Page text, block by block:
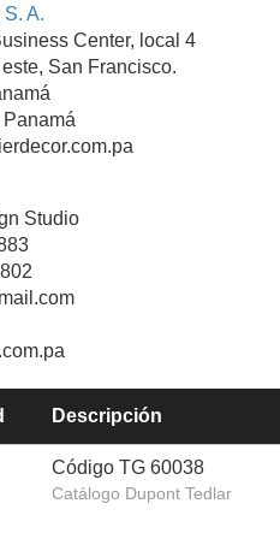
A.
Center, local 4
San Francisco.
Studio
Descripción
Código TG 60038
Catálogo Dupont Tedlar